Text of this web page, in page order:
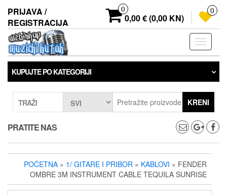
sadržaj
PRIJAVA /
REGISTRACIJA
0
0,00 € (0,00 KN)
0
KUPUJTE PO KATEGORIJI
TRAŽI KRENI
PRATITE NAS
POČETNA » 1/ GITARE I PRIBOR » KABLOVI » FENDER
OMBRE 3M INSTRUMENT CABLE TEQUILA SUNRISE